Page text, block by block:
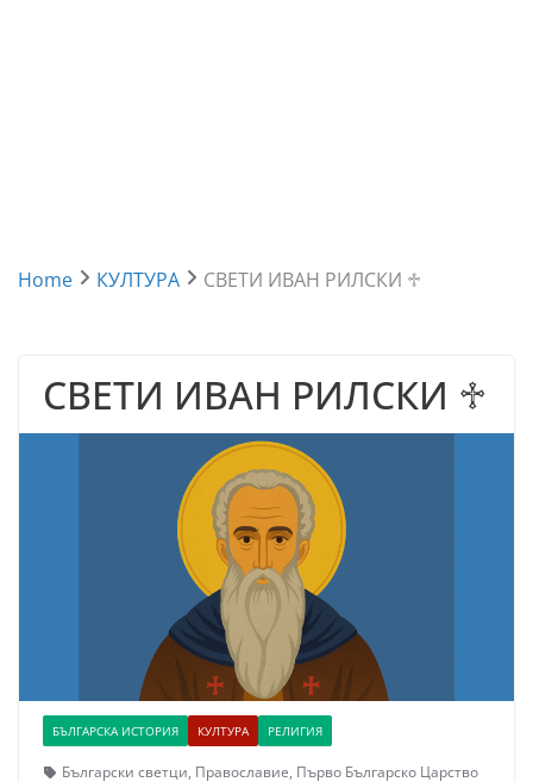
Home КУЛТУРА СВЕТИ ИВАН РИЛСКИ ♱
СВЕТИ ИВАН РИЛСКИ ♱
БЪЛГАРСКА ИСТОРИЯ КУЛТУРА РЕЛИГИЯ
Български светци, Православие, Първо Българско Царство